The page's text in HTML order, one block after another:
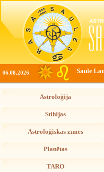
06.08.2026 Saule
Astroloģija
Stihijas
Astroloģiskās zīmes
Planētas
TARO